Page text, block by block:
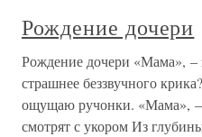
Рождение дочери
Рождение дочери «Мама», –
страшнее беззвучного
ощущаю ручонки. «Мама», –
смотрят с укором Из